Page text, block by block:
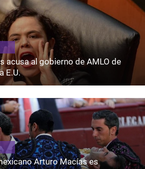
acusa al gobierno de AMLO de
E.U.
Arturo Macías es